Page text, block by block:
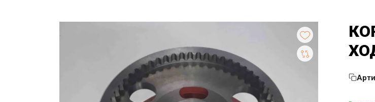
SHANTUI
SUMITOMO
JOHN DEERE